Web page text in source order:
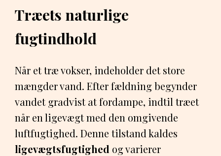
Træets naturlige
fugtindhold
Når et træ vokser, indeholder det store
mængder vand. Efter fældning begynder
vandet gradvist at fordampe, indtil træet
når en ligevægt med den omgivende
luftfugtighed. Denne tilstand kaldes
ligevægtsfugtighed og varierer